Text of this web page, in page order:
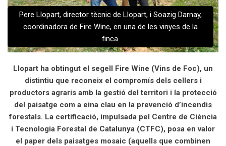
Pere Llopart, director tècnic de Llopart, i Soazig Darnay,
coordinadora de Fire Wine, en una de les vinyes de la
finca.
Llopart ha obtingut el segell Fire Wine (Vins de Foc), un
distintiu que reconeix el compromís dels cellers i
productors agraris amb la gestió del territori i la protecció
del paisatge com a eina clau en la prevenció d’incendis
forestals. La certificació, impulsada pel Centre de Ciència
i Tecnologia Forestal de Catalunya (CTFC), posa en valor
el paper dels paisatges mosaic (aquells que combinen